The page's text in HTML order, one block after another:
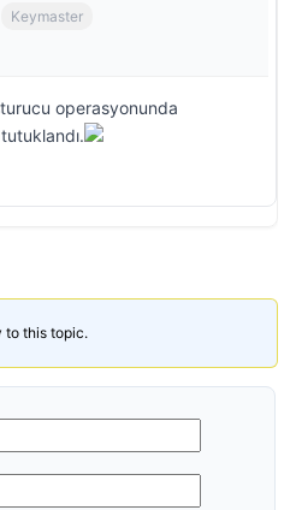
Keymaster
operasyonunda
to this topic.